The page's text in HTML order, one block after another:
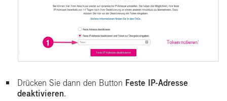
Drücken Sie dann den Button Feste IP-Adresse
deaktivieren.